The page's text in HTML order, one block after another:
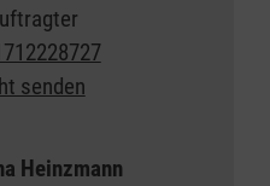
senden
Heinzmann